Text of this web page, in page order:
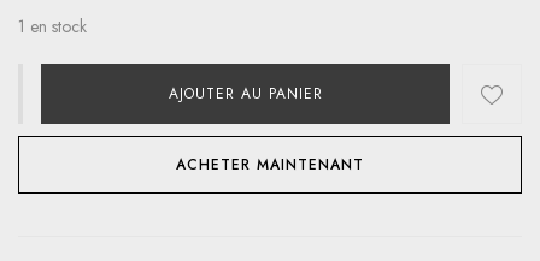
1 en stock
AJOUTER AU PANIER
ACHETER MAINTENANT